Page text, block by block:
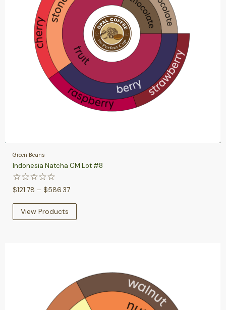
Green Beans
Indonesia Natcha CM Lot #8
☆☆☆☆☆
$121.78 – $586.37
View Products